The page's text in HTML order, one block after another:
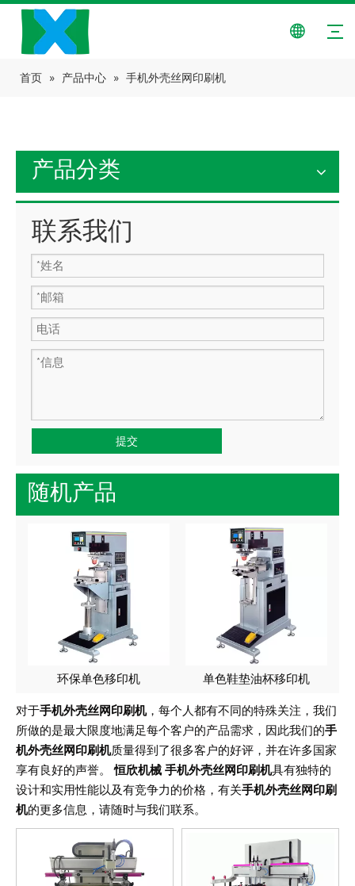
首页 » 产品中心 » 手机外壳丝网印刷机
产品分类
联系我们
提交
随机产品
环保单色移印机 单色鞋垫油杯移印机
对于手机外壳丝网印刷机，每个人都有不同的特殊关注，我们
所做的是最大限度地满足每个客户的产品需求，因此我们的手
机外壳丝网印刷机质量得到了很多客户的好评，并在许多国家
享有良好的声誉。恒欣机械 手机外壳丝网印刷机具有独特的
设计和实用性能以及有竞争力的价格，有关手机外壳丝网印刷
机的更多信息，请随时与我们联系。